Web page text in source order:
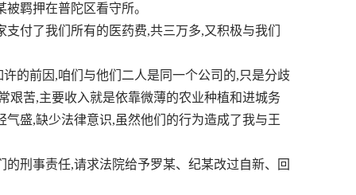
羁押在普陀区看守所。
了我们所有的医药费,共三万多,又积极与我们
前因,咱们与他们二人是同一个公司的,只是分歧
艰苦,主要收入就是依靠微薄的农业种植和进城务
盛,缺少法律意识,虽然他们的行为造成了我与王
事责任,请求法院给予罗某、纪某改过自新、回